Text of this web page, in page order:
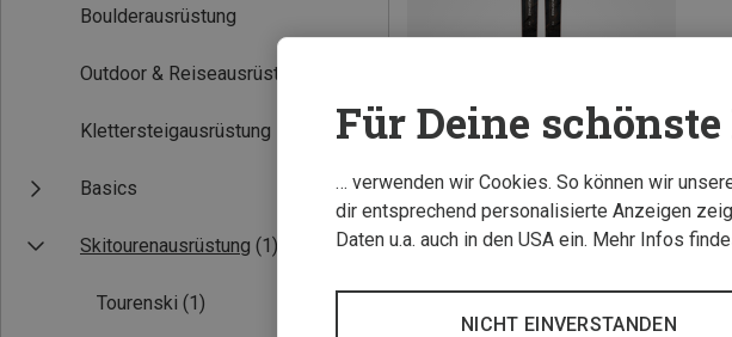
Boulderausrüstung
Outdoor & Reiseausrüstung
Klettersteigausrüstung
Basics
Skitourenausrüstung (1)
Tourenski (1)
Für Deine
… verwenden wir Cookies. So können wir
dir entsprechend personalisierte Anzeigen
Daten u.a. auch in den USA ein. Mehr Infos
NICHT EINVERSTANDEN